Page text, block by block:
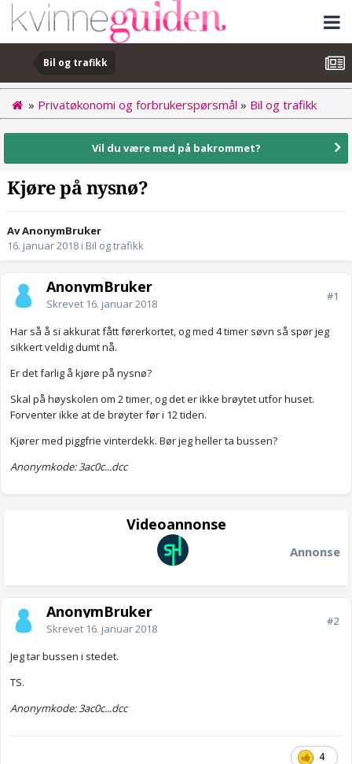
Bil og trafikk
» Privatøkonomi og forbrukerspørsmål » Bil og trafikk
Vil du være med på bakrommet?
Kjøre på nysnø?
Av AnonymBruker
16. januar 2018 i Bil og trafikk
AnonymBruker
Skrevet 16. januar 2018
#1
Har så å si akkurat fått førerkortet, og med 4 timer søvn så spør jeg
sikkert veldig dumt nå.
Er det farlig å kjøre på nysnø?
Skal på høyskolen om 2 timer, og det er ikke brøytet utfor huset.
Forventer ikke at de brøyter før i 12 tiden.
Kjører med piggfrie vinterdekk. Bør jeg heller ta bussen?
Anonymkode: 3ac0c...dcc
Videoannonse
Annonse
AnonymBruker
Skrevet 16. januar 2018
#2
Jeg tar bussen i stedet.
TS.
Anonymkode: 3ac0c...dcc
4